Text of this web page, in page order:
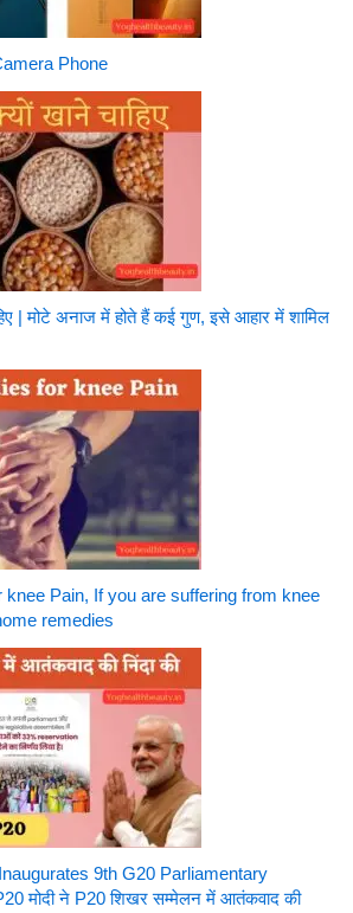
Phone
| मोटे अनाज में होते हैं कई गुण, इसे आहार में शामिल
knee Pain, If you are suffering from knee
remedies
9th G20 Parliamentary
मोदी ने P20 शिखर सम्मेलन में आतंकवाद की